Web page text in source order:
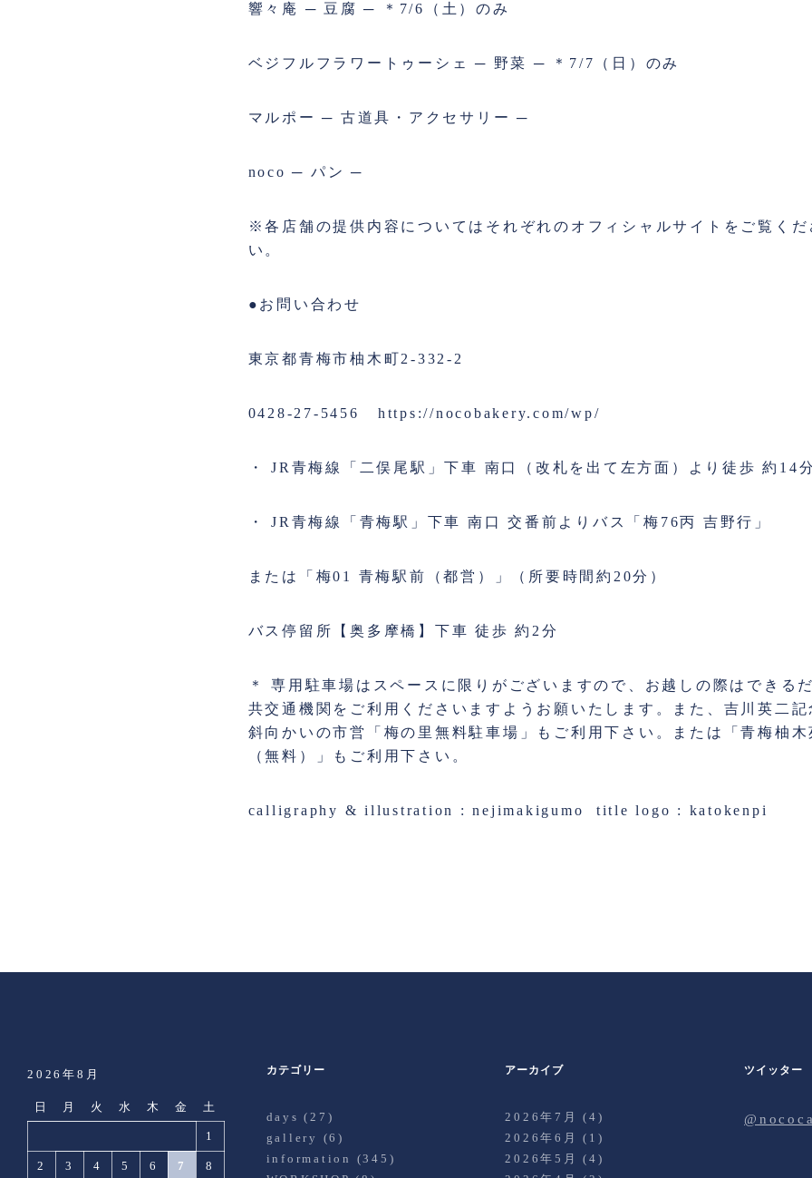
響々庵 ─ 豆腐 ─ ＊7/6（土）のみ
ベジフルフラワートゥーシェ ─ 野菜 ─ ＊7/7（日）のみ
マルポー ─ 古道具・アクセサリー ─
noco ─ パン ─
※各店舗の提供内容についてはそれぞれのオフィシャルサイトをご覧くだ
い。
●お問い合わせ
東京都青梅市柚木町2-332-2
0428-27-5456 https://nocobakery.com/wp/
・ JR青梅線「二俣尾駅」下車 南口（改札を出て左方面）より徒歩 約14
・ JR青梅線「青梅駅」下車 南口 交番前よりバス「梅76丙 吉野行」
または「梅01 青梅駅前（都営）」（所要時間約20分）
バス停留所【奥多摩橋】下車 徒歩 約2分
＊ 専用駐車場はスペースに限りがございますので、お越しの際はできる
共交通機関をご利用くださいますようお願いたします。また、吉川英二記
斜向かいの市営「梅の里無料駐車場」もご利用下さい。または「青梅柚木
（無料）」もご利用下さい。
calligraphy & illustration : nejimakigumo title logo : katokenpi
2026年8月
日 月 火 水 木 金 土
1
2 3 4 5 6 7 8
カテゴリー
days (27)
gallery (6)
information
(345)
アーカイブ
2026年7月
(4)
2026年6月
(1)
2026年5月
(4)
ツイッター